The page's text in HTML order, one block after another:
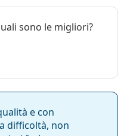
sono le migliori?
e con
difficoltà, non